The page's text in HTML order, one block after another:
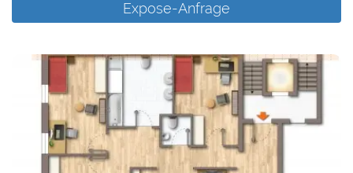
Expose-Anfrage